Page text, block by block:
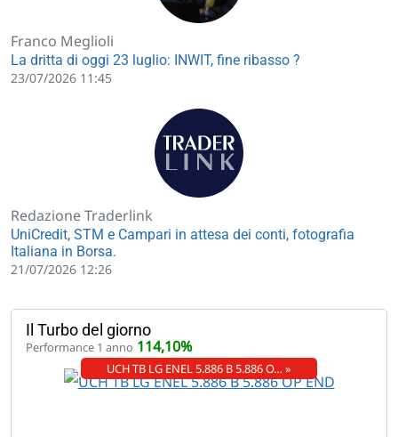
Franco Meglioli
La dritta di oggi 23 luglio: INWIT, fine ribasso ?
23/07/2026 11:45
Redazione Traderlink
UniCredit, STM e Campari in attesa dei conti, fotografia
Italiana in Borsa.
21/07/2026 12:26
Il Turbo del giorno
Performance 1 anno 114,10%
UCH TB LG ENEL 5.886 B 5.886 O… »